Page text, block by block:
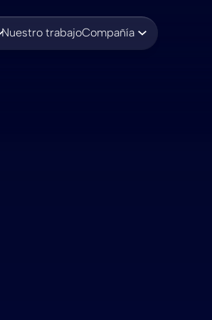
Nuestro trabajoCompañía